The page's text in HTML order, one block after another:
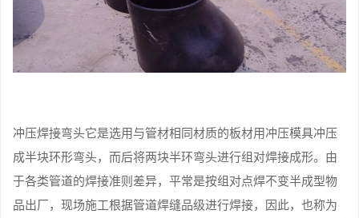
冲压焊接弯头它是选用与管材相同材质的板材用冲压模具冲压
成半块环形弯头，而后将两块半环弯头进行组对焊接成形。由
于各类管道的焊接准则差异，平常是按组对点焊不变半成型物
品出厂，现场施工根据管道焊缝品级进行焊接，因此，也称为